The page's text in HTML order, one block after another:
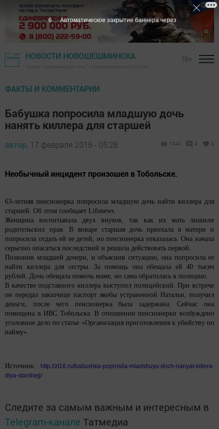
НОВОСТИ НОВОШЕШМИНСКА
ФАКТЫ И КОММЕНТАРИИ
Бабушка попросила младшую дочь
нанять киллера для старшей
автор, 17 февраля 2016 - 05:28 1040 0 0
Необычный инцидент произошел в Тобольске.
63-летняя пенсионерка попросила младшую дочь найти киллера для
старшей. Об этом сообщает Lifenews.
Женщина воспитывала двух внуков, так как их мать лишили
родительских прав. В январе старшая дочь приехала в матери и
попросила отдать ей ее детей, но пенсионерка отказалась. Она начала
серьезно опасаться последствий и решила действовать первой.
Позвонив младшей дочери, и объяснив ситуацию, она попросила ее
найти киллера для сестры. За помощь она обещала ей 40 тысяч
рублей. Дочь обещала помочь маме, но сама обратилась в полицию.
В качестве подставного киллера выступил полицейский. При встрече
он передал заказчице паспорт якобы устраненной Натальи, получил
деньги, после чего пенсионерка была задержана. Сейчас она
помещена в ИВС Тобольска. В отношении пенсионерки возбуждено
уголовное дело по статье «Организация приготовления к убийству по
найму».
Источник:
http://zt16.ru/babushka-poprosila-mladshuyu-doch-nanyat-killera-
dlya-starshejj/
Следите за самым важным и интересным в
Telegram-канале Татмедиа
5 Автоматическое закрытие баннера через